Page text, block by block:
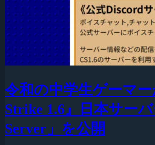
令和の中学生ゲーマ
Strike 1.6』日本サー
Server」を公開